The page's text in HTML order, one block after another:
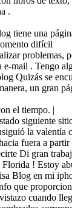
.
tiene una
difícil
problemas,
e-mail . Tengo
Quizás se
un gran
el tiempo. |
siguiente
la valentía
fuera a
Di gran
Florida ! Estoy
Blog en mi
que
cuando